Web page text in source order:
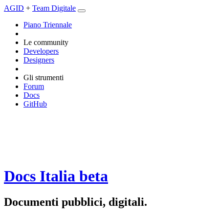
AGID + Team Digitale
Piano Triennale
Le community
Developers
Designers
Gli strumenti
Forum
Docs
GitHub
Docs Italia beta
Documenti pubblici, digitali.